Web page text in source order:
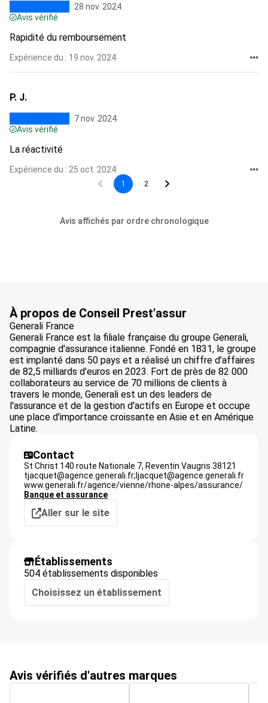
28 nov. 2024
Avis vérifié
Rapidité du remboursement
Expérience du : 19 nov. 2024
P. J.
7 nov. 2024
Avis vérifié
La réactivité
Expérience du : 25 oct. 2024
1 2
Avis affichés par ordre chronologique
À propos de Conseil Prest'assur
Generali France
Generali France est la filiale française du groupe Generali,
compagnie d'assurance italienne. Fondé en 1831, le groupe
est implanté dans 50 pays et a réalisé un chiffre d’affaires
de 82,5 milliards d'euros en 2023. Fort de près de 82 000
collaborateurs au service de 70 millions de clients à
travers le monde, Generali est un des leaders de
l'assurance et de la gestion d'actifs en Europe et occupe
une place d’importance croissante en Asie et en Amérique
Latine.
Contact
St Christ 140 route Nationale 7, Reventin Vaugris 38121
tjacquet@agence.generali.fr;ljacquet@agence.generali.fr
www.generali.fr/agence/vienne/rhone-alpes/assurance/
Banque et assurance
Aller sur le site
Établissements
504 établissements disponibles
Choisissez un établissement
Avis vérifiés d'autres marques